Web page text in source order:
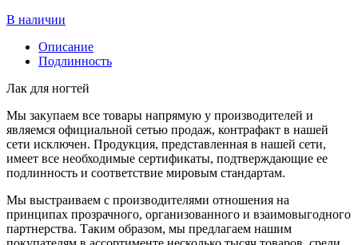
В наличии
Описание
Подлинность
Лак для ногтей
Мы закупаем все товары напрямую у производителей и
являемся официальной сетью продаж, контрафакт в нашей
сети исключен. Продукция, представленная в нашей сети,
имеет все необходимые сертификаты, подтверждающие ее
подлинность и соответствие мировым стандартам.
Мы выстраиваем с производителями отношения на
принципах прозрачного, организованного и взаимовыгодного
партнерства. Таким образом, мы предлагаем нашим